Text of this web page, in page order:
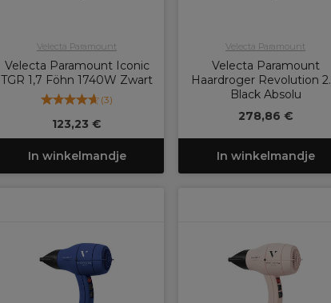
Velecta Paramount
Velecta Paramount Iconic
TGR 1,7 Föhn 1740W Zwart
(3)
123,23 €
In winkelmandje
Velecta Paramount
Velecta Paramount
Haardroger Revolution
Black Absolu
278,86 €
In winkelmandje